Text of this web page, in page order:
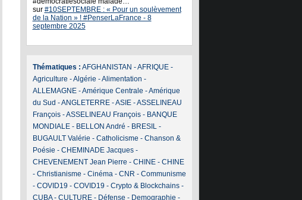
sur #10SEPTEMBRE : « Pour un soulèvement
de la Nation » ! #PenserLaFrance - 8
septembre 2025
Thématiques : AFGHANISTAN -AFRIQUE-
Agriculture -Algérie -Alimentation -
ALLEMAGNE-Amérique Centrale -Amérique
du Sud -ANGLETERRE-ASIE-ASSELINEAU
François-ASSELINEAU François- BANQUE
MONDIALE- BELLON André - BRESIL-
BUGAULT Valérie - Catholicisme - Chanson &
Poésie - CHEMINADE Jacques-
CHEVENEMENT Jean Pierre - CHINE- CHINE
- Christianisme - Cinéma- CNR - Communisme
- COVID19 - COVID19 - Crypto & Blockchains-
CUBA- CULTURE- Défense - Demographie -